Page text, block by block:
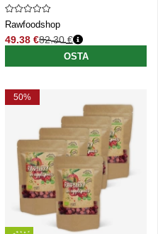
Rawfoodshop
49.38 €
Normaali hinta
82.30 €
OSTA
50%